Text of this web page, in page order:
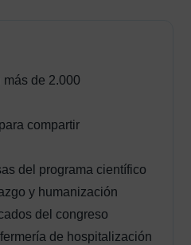
de 2.000
compartir
del programa científico
y humanización
del congreso
de hospitalización